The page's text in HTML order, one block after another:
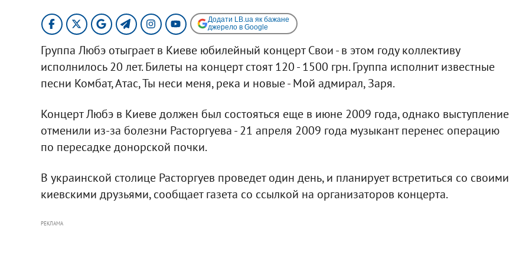
Додати LB.ua як бажане
джерело в Google
Группа Любэ отыграет в Киеве юбилейный концерт Свои - в этом году коллективу
исполнилось 20 лет. Билеты на концерт стоят 120 - 1500 грн. Группа исполнит известные
песни Комбат, Атас, Ты неси меня, река и новые - Мой адмирал, Заря.
Концерт Любэ в Киеве должен был состояться еще в июне 2009 года, однако выступление
отменили из-за болезни Расторгуева - 21 апреля 2009 года музыкант перенес операцию
по пересадке донорской почки.
В украинской столице Расторгуев проведет один день, и планирует встретиться со своими
киевскими друзьями, сообщает газета со ссылкой на организаторов концерта.
РЕКЛАМА